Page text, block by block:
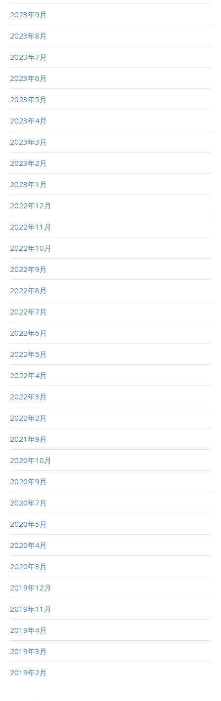
2023年9月
2023年8月
2023年7月
2023年6月
2023年5月
2023年4月
2023年3月
2023年2月
2023年1月
2022年12月
2022年11月
2022年10月
2022年9月
2022年8月
2022年7月
2022年6月
2022年5月
2022年4月
2022年3月
2022年2月
2021年9月
2020年10月
2020年9月
2020年7月
2020年5月
2020年4月
2020年3月
2019年12月
2019年11月
2019年4月
2019年3月
2019年2月